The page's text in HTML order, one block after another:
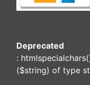
Deprecated
:
($string) of type